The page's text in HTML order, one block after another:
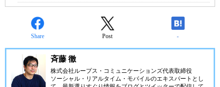
Share Post -
斉藤 徹
株式会社ループス・コミュニケーションズ代表取締役
ソーシャル・リアルタイム・モバイルのエキスパートとし